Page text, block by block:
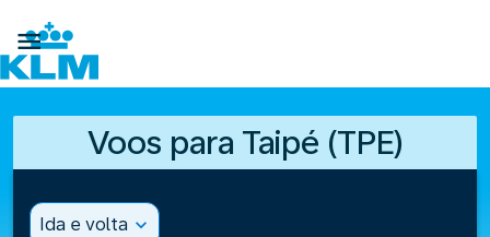

Voos para Taipé (TPE)
Ida e volta expand_more